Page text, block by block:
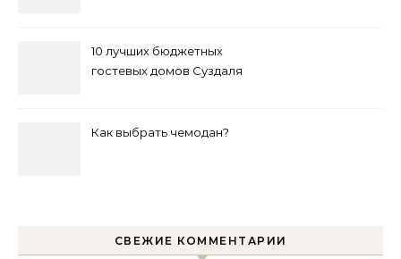
10 лучших бюджетных
гостевых домов Суздаля
Как выбрать чемодан?
СВЕЖИЕ КОММЕНТАРИИ